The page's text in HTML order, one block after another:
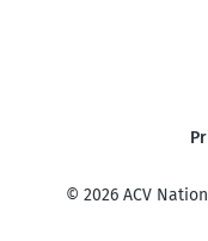
© 2026 ACV